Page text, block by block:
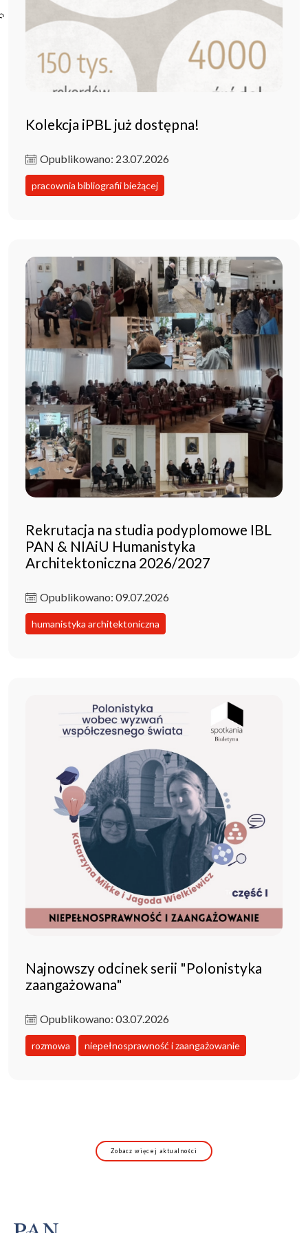
Poczta ibl.waw.pl
Kontakt
Kolekcja iPBL już dostępna!
Opublikowano: 23.07.2026
pracownia bibliografii bieżącej
Rekrutacja na studia podyplomowe IBL
PAN & NIAiU Humanistyka
Architektoniczna 2026/2027
Opublikowano: 09.07.2026
humanistyka architektoniczna
Najnowszy odcinek serii "Polonistyka
zaangażowana"
Opublikowano: 03.07.2026
rozmowa niepełnosprawność i zaangażowanie
Zobacz więcej aktualności